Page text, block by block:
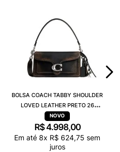
BOLSA COACH TABBY SHOULDER
LOVED LEATHER PRETO 26
CBH35LHPMZ
R$4.998,00
Em até 8x R$ 624,75 sem
juros